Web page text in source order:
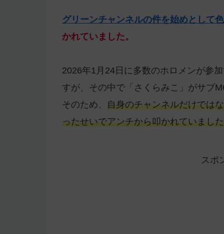
グリーンチャンネルの件を始めとして
かれていました。
2026年1月24日に多数のホロメンが参
すが、その中で「さくらみこ」がサブ
そのため、 自身のチャンネルだけでは
ったせいでアンチから叩かれていまし
スポ